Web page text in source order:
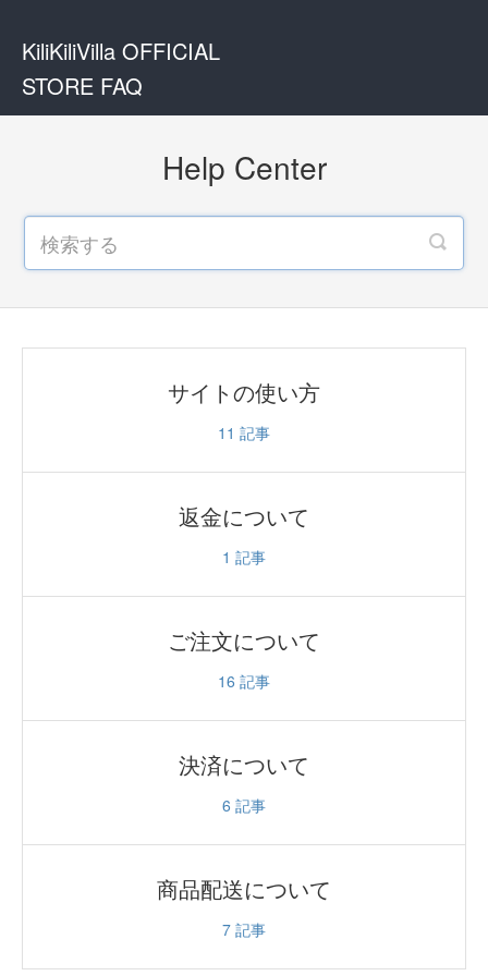
KiliKiliVilla OFFICIAL
STORE FAQ
Help Center
サイトの使い方
11 記事
返金について
1 記事
ご注文について
16 記事
決済について
6 記事
商品配送について
7 記事